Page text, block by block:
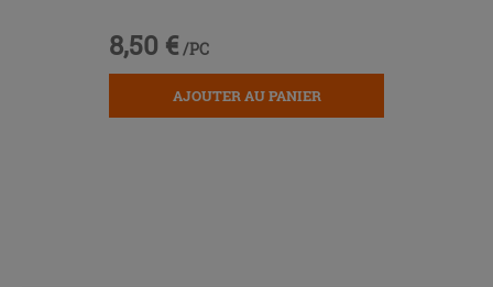
8,50 € /PC
AJOUTER AU PANIER